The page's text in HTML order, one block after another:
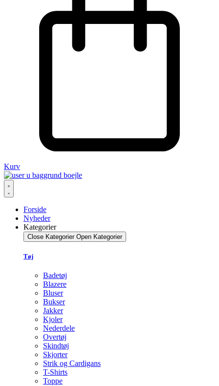
Kurv
Forside
Nyheder
Kategorier
Close Kategorier Open Kategorier
Tøj
Badetøj
Blazere
Bluser
Bukser
Jakker
Kjoler
Nederdele
Overtøj
Skindtøj
Skjorter
Strik og Cardigans
T-Shirts
Toppe